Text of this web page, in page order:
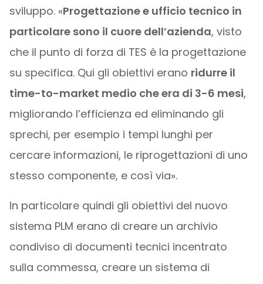
sviluppo. «Progettazione e ufficio tecnico in
particolare sono il cuore dell’azienda, visto
che il punto di forza di TES è la progettazione
su specifica. Qui gli obiettivi erano ridurre il
time-to-market medio che era di 3-6 mesi,
migliorando l’efficienza ed eliminando gli
sprechi, per esempio i tempi lunghi per
cercare informazioni, le riprogettazioni di uno
stesso componente, e così via».
In particolare quindi gli obiettivi del nuovo
sistema PLM erano di creare un archivio
condiviso di documenti tecnici incentrato
sulla commessa, creare un sistema di